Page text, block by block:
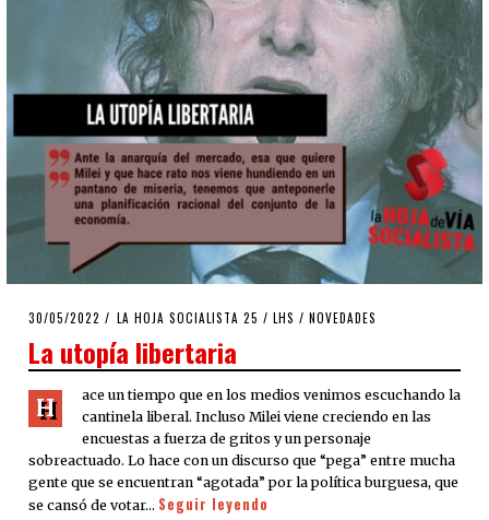
POSTED
30/05/2022 30/05/2022
LA HOJA SOCIALISTA 25 / LHS / NOVEDADES
La utopía libertaria
H
ace un tiempo que en los medios venimos escuchando la
cantinela liberal. Incluso Milei viene creciendo en las
encuestas a fuerza de gritos y un personaje
sobreactuado. Lo hace con un discurso que “pega” entre mucha
gente que se encuentran “agotada” por la política burguesa, que
se cansó de votar… Seguir leyendo